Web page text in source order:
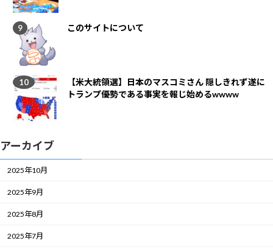
このサイトについて
【米大統領選】日本のマスコミさん 隠しきれず遂に
トランプ優勢である事実を報じ始めるwwww
アーカイブ
2025年10月
2025年9月
2025年8月
2025年7月